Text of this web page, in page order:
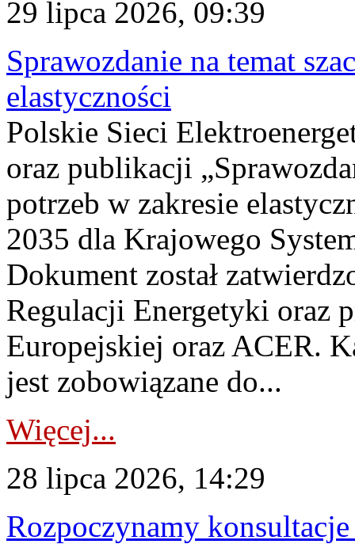
29 lipca 2026, 09:39
Sprawozdanie na temat
elastyczności
Polskie Sieci
oraz publikacji
potrzeb w zakresie
2035 dla Krajowego
Dokument został
Regulacji Energetyki oraz
Europejskiej oraz ACER.
jest zobowiązane do...
Więcej...
28 lipca 2026, 14:29
Rozpoczynamy